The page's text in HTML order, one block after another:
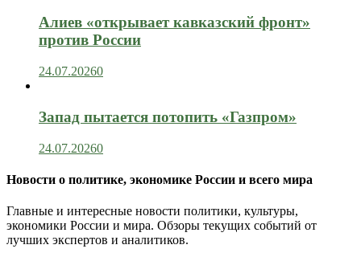
Алиев «открывает кавказский фронт»
против России
24.07.20260
Запад пытается потопить «Газпром»
24.07.20260
Новости о политике, экономике России и всего мира
Главные и интересные новости политики, культуры,
экономики России и мира. Обзоры текущих событий от
лучших экспертов и аналитиков.